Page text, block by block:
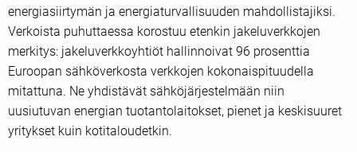
energiasiirtymän ja energiaturvallisuuden mahdollistajiksi.
Verkoista puhuttaessa korostuu etenkin jakeluverkkojen
merkitys: jakeluverkkoyhtiöt hallinnoivat 96 prosenttia
Euroopan sähköverkosta verkkojen kokonaispituudella
mitattuna. Ne yhdistävät sähköjärjestelmään niin
uusiutuvan energian tuotantolaitokset, pienet ja keskisuuret
yritykset kuin kotitaloudetkin.